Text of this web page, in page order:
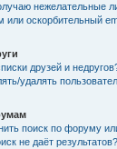
нежелательные
или оскорбительный
друзей и
удалять
поиск по форуму
не даёт результатов?